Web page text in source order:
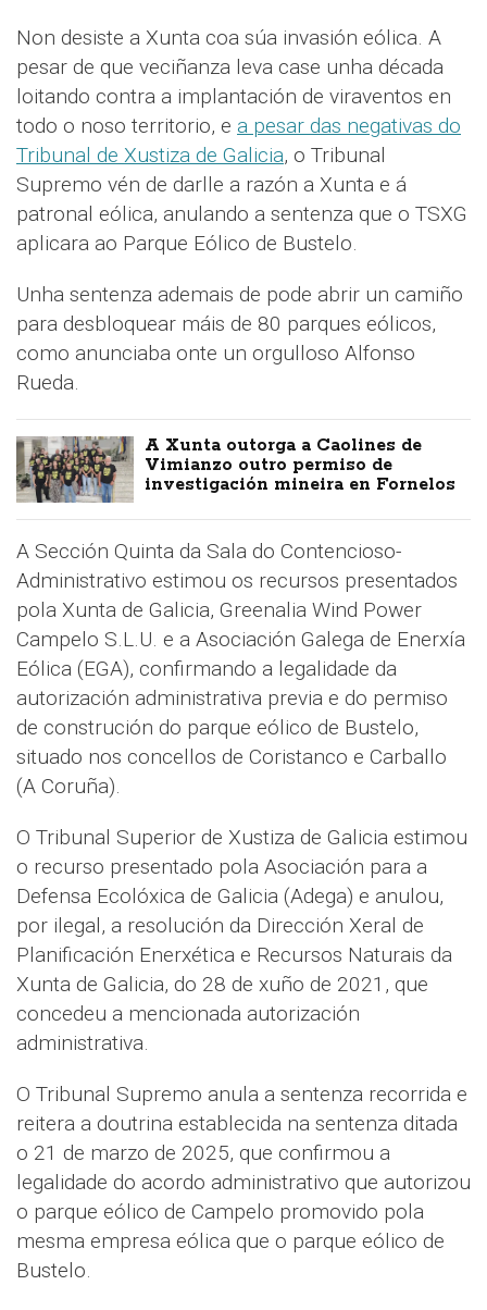
Non desiste a Xunta coa súa invasión eólica. A
pesar de que veciñanza leva case unha década
loitando contra a implantación de viraventos en
todo o noso territorio, e a pesar das negativas do
Tribunal de Xustiza de Galicia, o Tribunal
Supremo vén de darlle a razón a Xunta e á
patronal eólica, anulando a sentenza que o TSXG
aplicara ao Parque Eólico de Bustelo.
Unha sentenza ademais de pode abrir un camiño
para desbloquear máis de 80 parques eólicos,
como anunciaba onte un orgulloso Alfonso
Rueda.
A Xunta outorga a Caolines de
Vimianzo outro permiso de
investigación mineira en Fornelos
A Sección Quinta da Sala do Contencioso-
Administrativo estimou os recursos presentados
pola Xunta de Galicia, Greenalia Wind Power
Campelo S.L.U. e a Asociación Galega de Enerxía
Eólica (EGA), confirmando a legalidade da
autorización administrativa previa e do permiso
de construción do parque eólico de Bustelo,
situado nos concellos de Coristanco e Carballo
(A Coruña).
O Tribunal Superior de Xustiza de Galicia estimou
o recurso presentado pola Asociación para a
Defensa Ecolóxica de Galicia (Adega) e anulou,
por ilegal, a resolución da Dirección Xeral de
Planificación Enerxética e Recursos Naturais da
Xunta de Galicia, do 28 de xuño de 2021, que
concedeu a mencionada autorización
administrativa.
O Tribunal Supremo anula a sentenza recorrida e
reitera a doutrina establecida na sentenza ditada
o 21 de marzo de 2025, que confirmou a
legalidade do acordo administrativo que autorizou
o parque eólico de Campelo promovido pola
mesma empresa eólica que o parque eólico de
Bustelo.